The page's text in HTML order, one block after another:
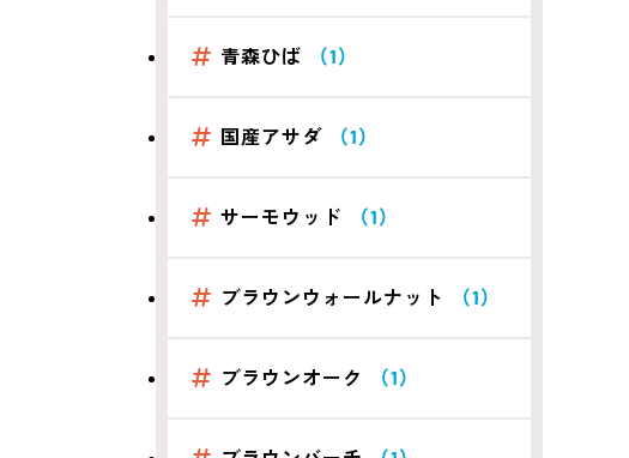
青森ひば （1）
国産アサダ （1）
サーモウッド （1）
ブラウンウォールナット （1）
ブラウンオーク （1）